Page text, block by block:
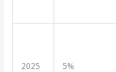
2025 5%